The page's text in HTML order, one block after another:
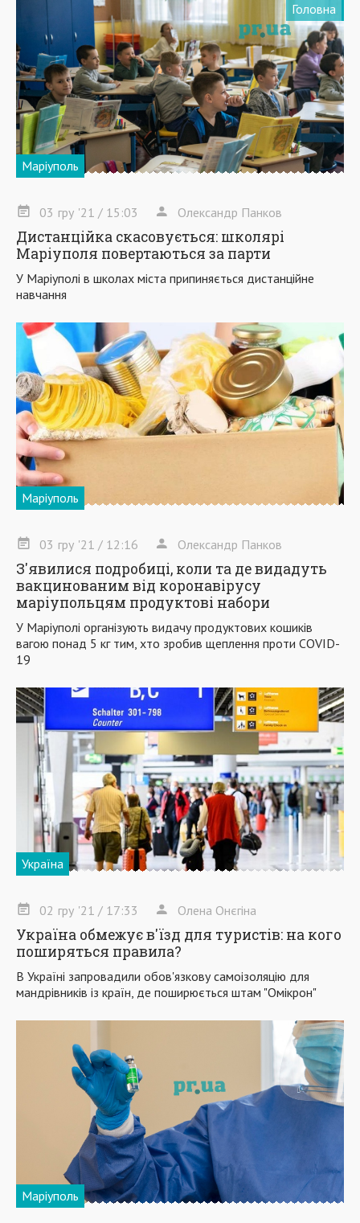
Головна
Маріуполь
03 гру '21 / 15:03 Олександр Панков
Дистанційка скасовується: школярі
Маріуполя повертаються за парти
У Маріуполі в школах міста припиняється дистанційне
навчання
Маріуполь
03 гру '21 / 12:16 Олександр Панков
З'явилися подробиці, коли та де видадуть
вакцинованим від коронавірусу
маріупольцям продуктові набори
У Маріуполі організують видачу продуктових кошиків
вагою понад 5 кг тим, хто зробив щеплення проти COVID-
19
Україна
02 гру '21 / 17:33 Олена Онєгіна
Україна обмежує в'їзд для туристів: на кого
поширяться правила?
В Україні запровадили обов'язкову самоізоляцію для
мандрівників із країн, де поширюється штам "Омікрон"
Маріуполь